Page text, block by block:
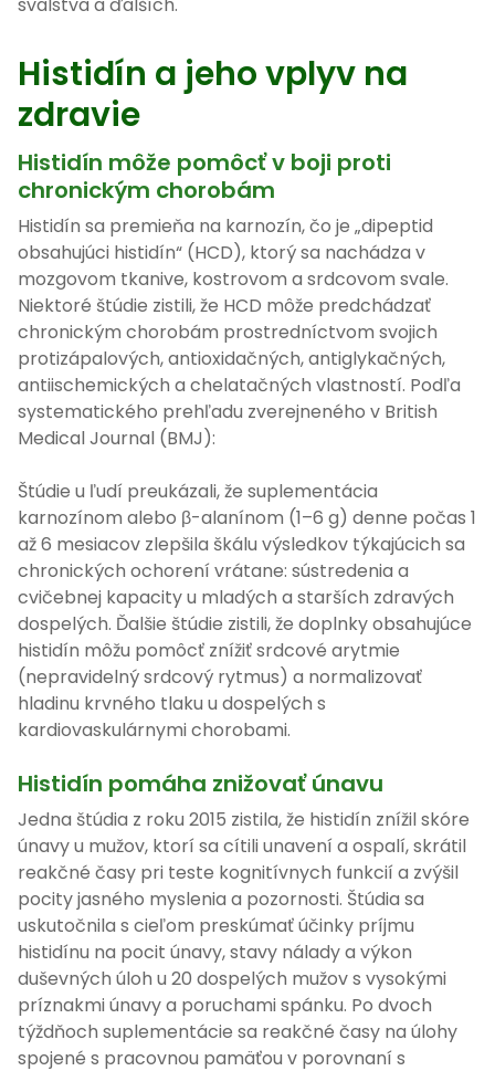
Histidín a jeho vplyv na
zdravie
Histidín môže pomôcť v boji proti
chronickým chorobám
Histidín sa premieňa na karnozín, čo je „dipeptid
obsahujúci histidín“ (HCD), ktorý sa nachádza v
mozgovom tkanive, kostrovom a srdcovom svale.
Niektoré štúdie zistili, že HCD môže predchádzať
chronickým chorobám prostredníctvom svojich
protizápalových, antioxidačných, antiglykačných,
antiischemických a chelatačných vlastností. Podľa
systematického prehľadu zverejneného v British
Medical Journal (BMJ):
Štúdie u ľudí preukázali, že suplementácia
karnozínom alebo β-alanínom (1–6 g) denne počas 1
až 6 mesiacov zlepšila škálu výsledkov týkajúcich sa
chronických ochorení vrátane: sústredenia a
cvičebnej kapacity u mladých a starších zdravých
dospelých. Ďalšie štúdie zistili, že doplnky obsahujúce
histidín môžu pomôcť znížiť srdcové arytmie
(nepravidelný srdcový rytmus) a normalizovať
hladinu krvného tlaku u dospelých s
kardiovaskulárnymi chorobami.
Histidín pomáha znižovať únavu
Jedna štúdia z roku 2015 zistila, že histidín znížil skóre
únavy u mužov, ktorí sa cítili unavení a ospalí, skrátil
reakčné časy pri teste kognitívnych funkcií a zvýšil
pocity jasného myslenia a pozornosti. Štúdia sa
uskutočnila s cieľom preskúmať účinky príjmu
histidínu na pocit únavy, stavy nálady a výkon
duševných úloh u 20 dospelých mužov s vysokými
príznakmi únavy a poruchami spánku. Po dvoch
týždňoch suplementácie sa reakčné časy na úlohy
spojené s pracovnou pamäťou v porovnaní s